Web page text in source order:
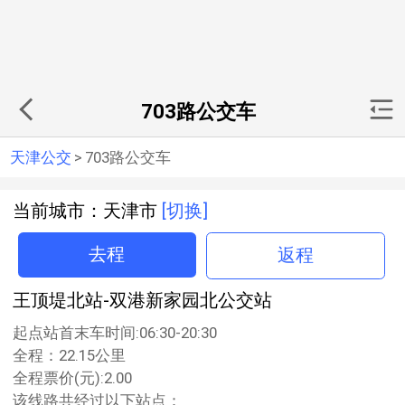
703路公交车
天津公交 > 703路公交车
当前城市：天津市 [切换]
去程 返程
王顶堤北站-双港新家园北公交站
起点站首末车时间:06:30-20:30
全程：22.15公里
全程票价(元):2.00
该线路共经过以下站点：